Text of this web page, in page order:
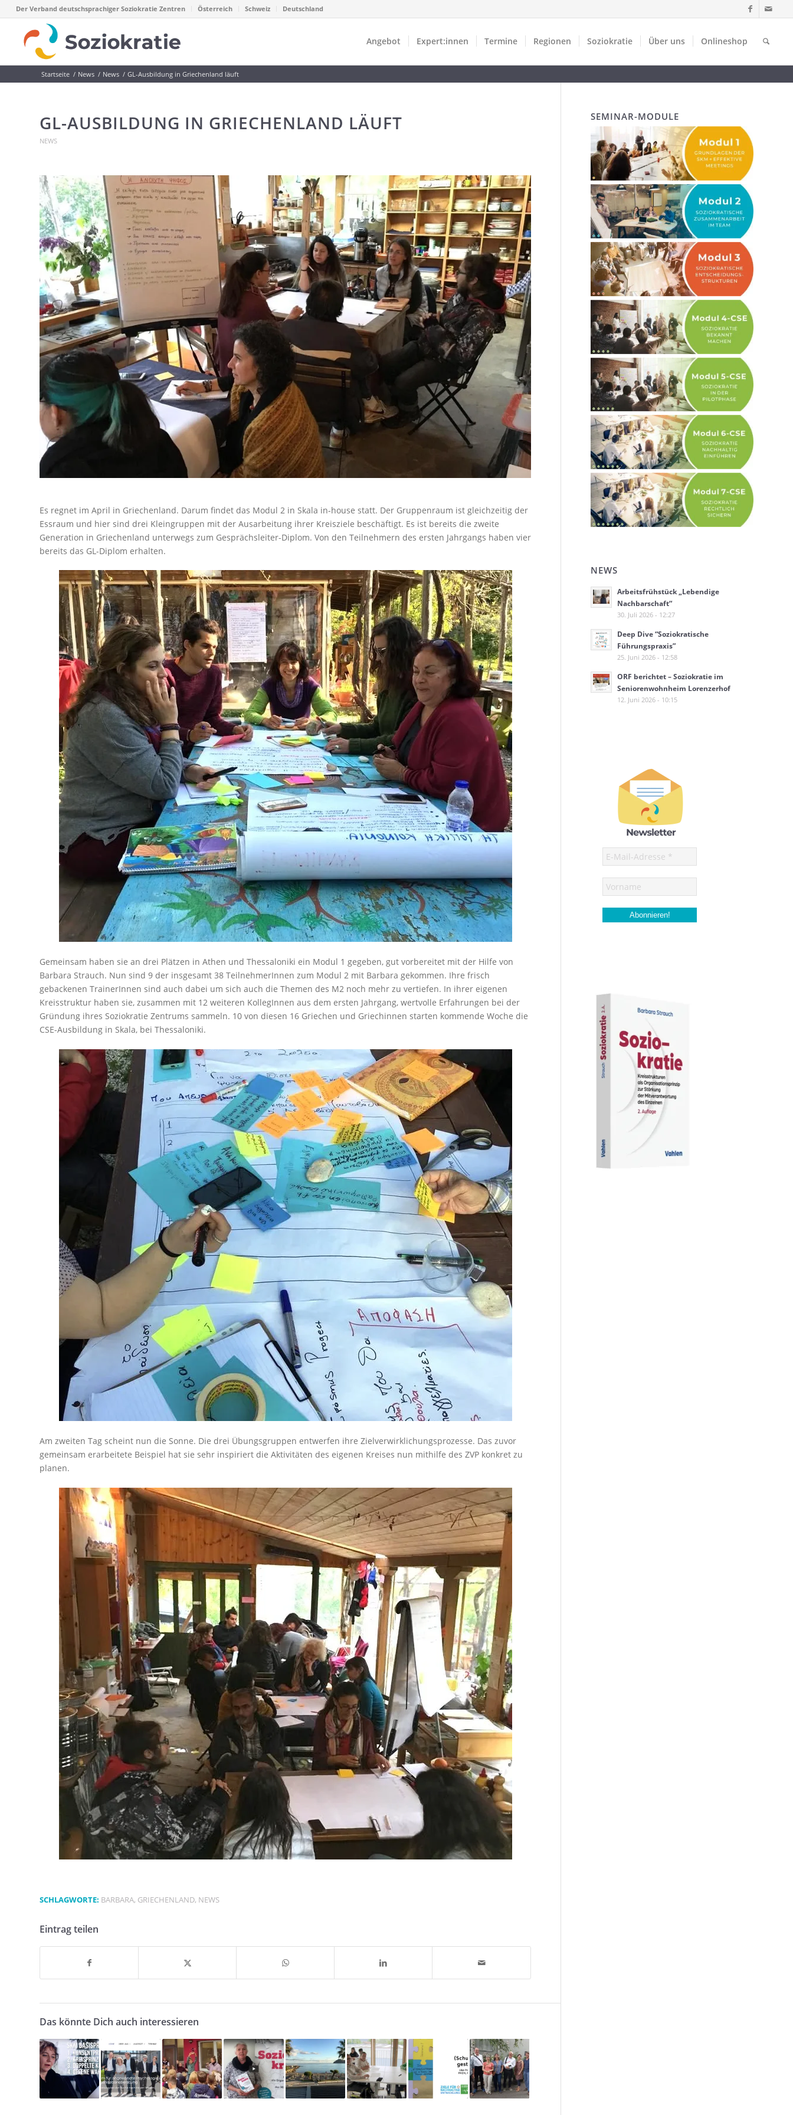
Der Verband deutschsprachiger Soziokratie Zentren Österreich Schweiz Deutschland
Angebot Expert:innen Termine Regionen Soziokratie Über uns Onlineshop
Startseite / News / News / GL-Ausbildung in Griechenland läuft
GL-AUSBILDUNG IN GRIECHENLAND LÄUFT
NEWS
Es regnet im April in Griechenland. Darum findet das Modul 2 in Skala in-house statt. Der Gruppenraum ist gleichzeitig der
Essraum und hier sind drei Kleingruppen mit der Ausarbeitung ihrer Kreisziele beschäftigt. Es ist bereits die zweite
Generation in Griechenland unterwegs zum Gesprächsleiter-Diplom. Von den Teilnehmern des ersten Jahrgangs haben vier
bereits das GL-Diplom erhalten.
Gemeinsam haben sie an drei Plätzen in Athen und Thessaloniki ein Modul 1 gegeben, gut vorbereitet mit der Hilfe von
Barbara Strauch. Nun sind 9 der insgesamt 38 TeilnehmerInnen zum Modul 2 mit Barbara gekommen. Ihre frisch
gebackenen TrainerInnen sind auch dabei um sich auch die Themen des M2 noch mehr zu vertiefen. In ihrer eigenen
Kreisstruktur haben sie, zusammen mit 12 weiteren KollegInnen aus dem ersten Jahrgang, wertvolle Erfahrungen bei der
Gründung ihres Soziokratie Zentrums sammeln. 10 von diesen 16 Griechen und Griechinnen starten kommende Woche die
CSE-Ausbildung in Skala, bei Thessaloniki.
Am zweiten Tag scheint nun die Sonne. Die drei Übungsgruppen entwerfen ihre Zielverwirklichungsprozesse. Das zuvor
gemeinsam erarbeitete Beispiel hat sie sehr inspiriert die Aktivitäten des eigenen Kreises nun mithilfe des ZVP konkret zu
planen.
SCHLAGWORTE: BARBARA, GRIECHENLAND, NEWS
Eintrag teilen
Das könnte Dich auch interessieren
SEMINAR-MODULE
NEWS
Arbeitsfrühstück „Lebendige
Nachbarschaft“
30. Juli 2026 - 12:27
Deep Dive “Soziokratische
Führungspraxis”
25. Juni 2026 - 12:58
ORF berichtet – Soziokratie im
Seniorenwohnheim Lorenzerhof
12. Juni 2026 - 10:15